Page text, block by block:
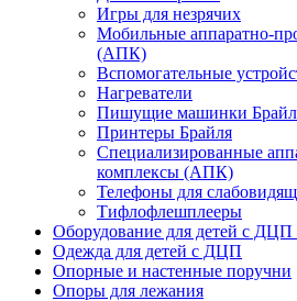
Игры для незрячих
Мобильные аппаратно-
(АПК)
Вспомогательные
Нагреватели
Пишущие машинки
Принтеры Брайля
Специализированные
комплексы (АПК)
Телефоны для
Тифлофлешплееры
Оборудование для детей с ДЦП
Одежда для детей с ДЦП
Опорные и настенные поручни
Опоры для лежания